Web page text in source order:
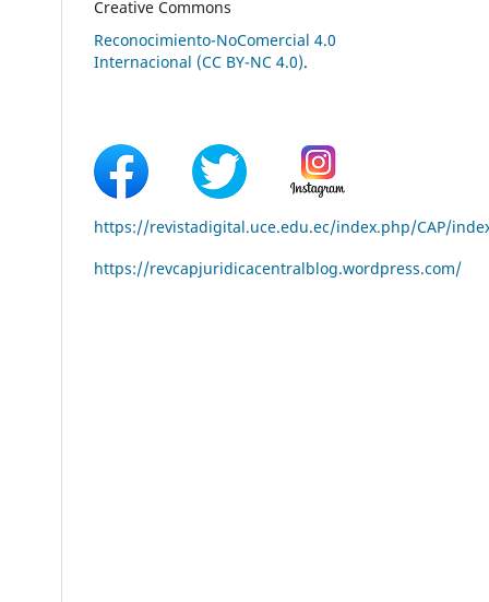
Creative Commons
Reconocimiento-NoComercial 4.0
Internacional (CC BY-NC 4.0).
https://revistadigital.uce.edu.ec/index.php/CAP/
https://revcapjuridicacentralblog.wordpress.com/